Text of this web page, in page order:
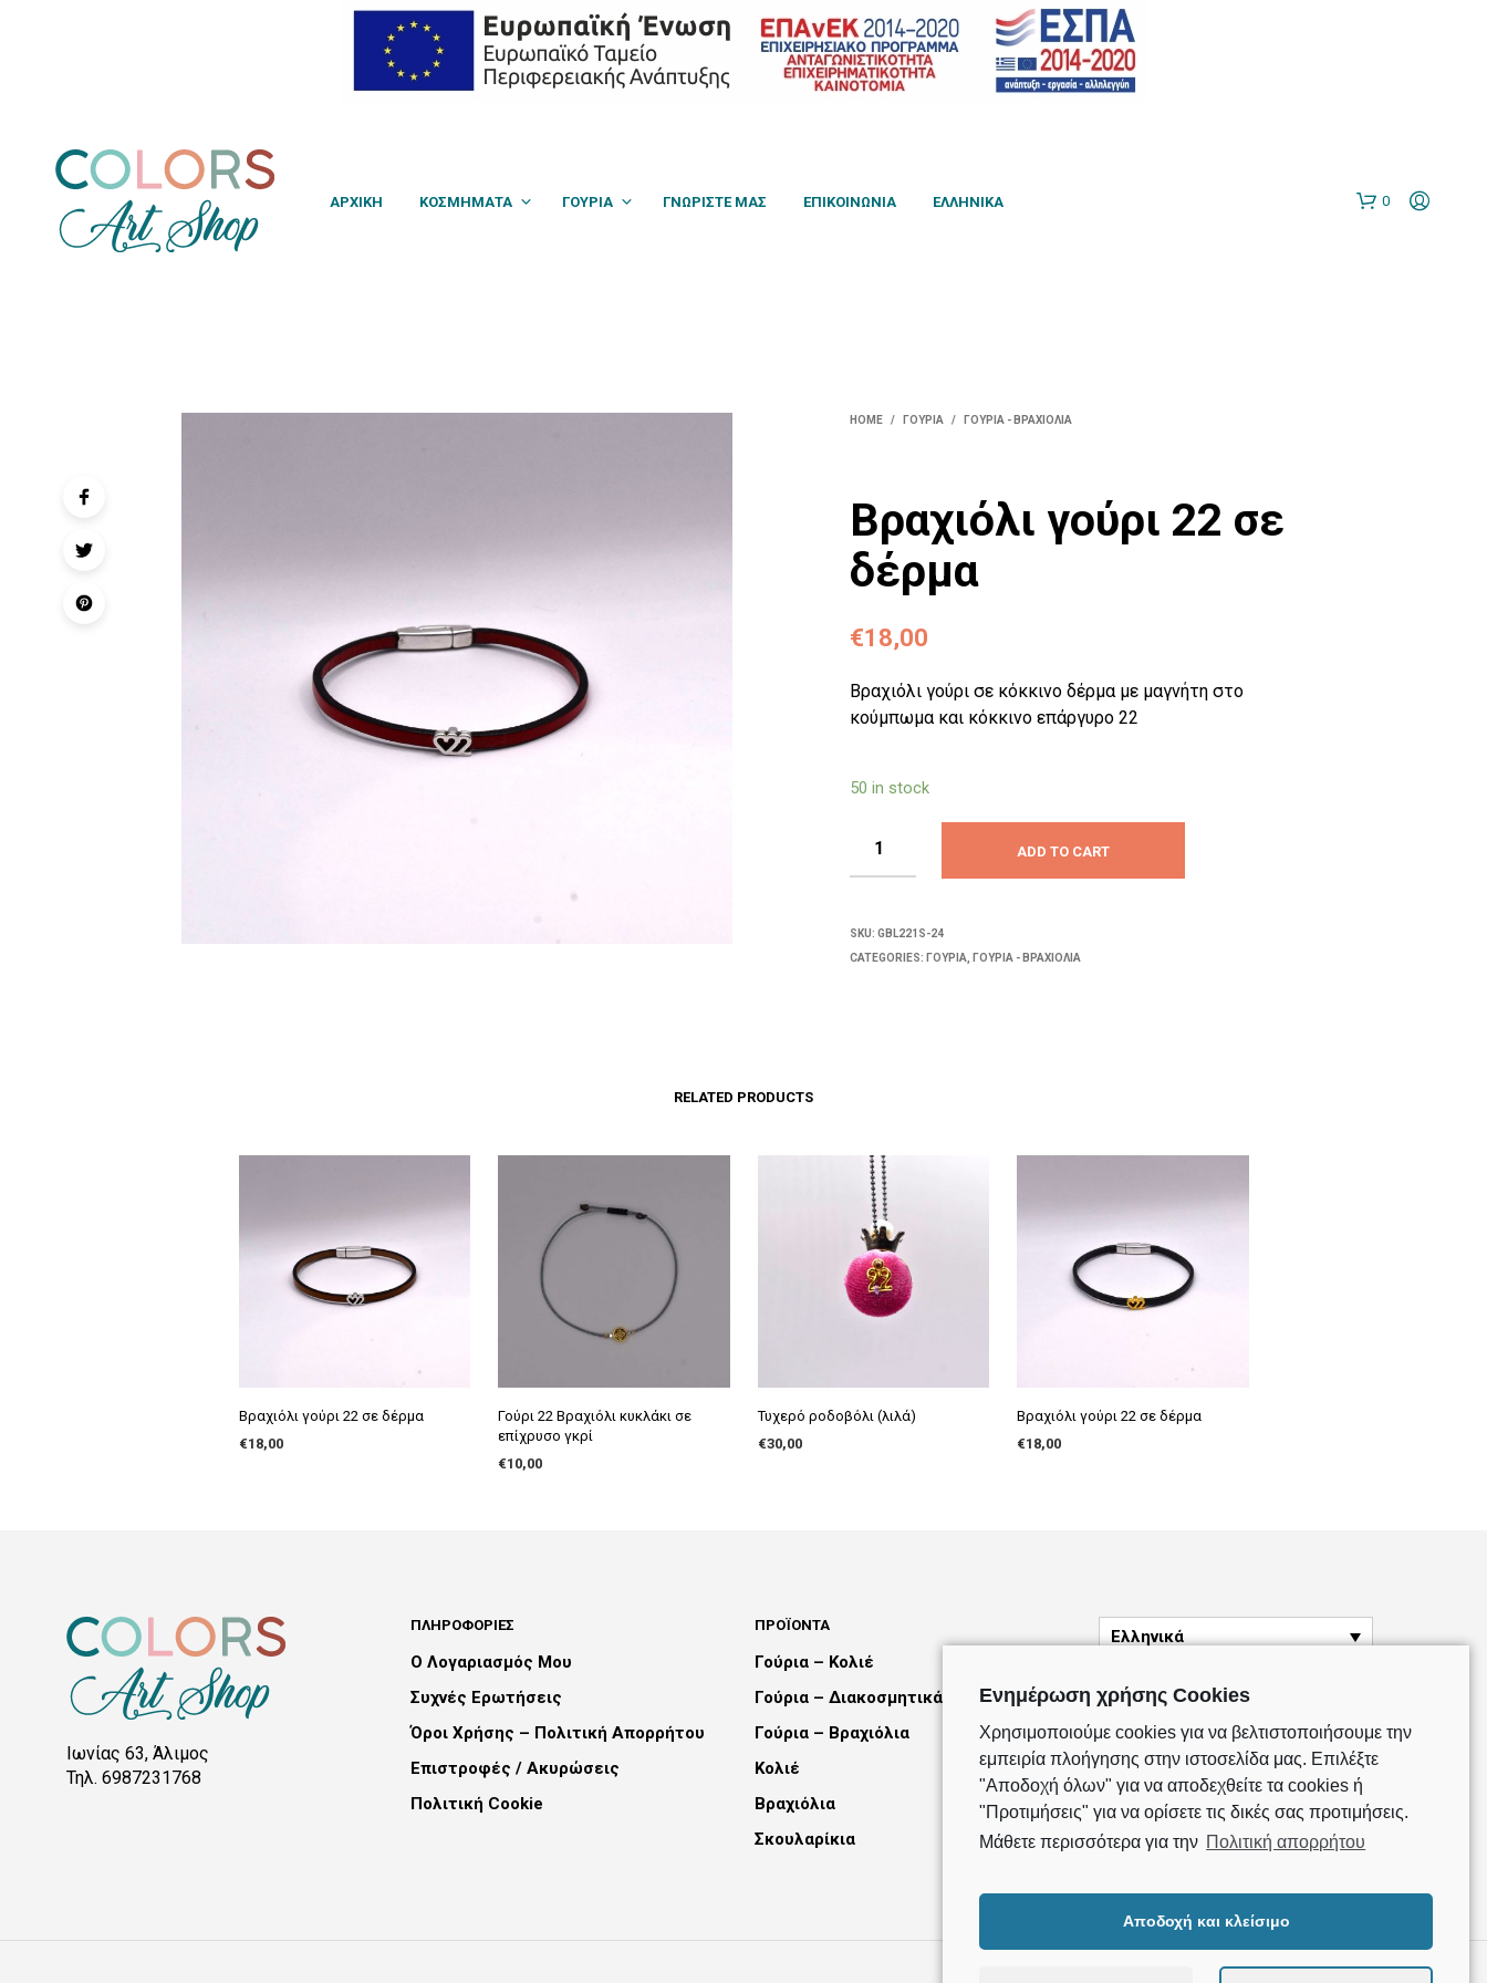
ΑΡΧΙΚΗ ΚΟΣΜΉΜΑΤΑ ΓΟΎΡΙΑ ΓΝΩΡΙΣΤΕ ΜΑΣ ΕΠΙΚΟΙΝΩΝΙΑ ΕΛΛΗΝΙΚΆ 0
HOME / ΓΟΎΡΙΑ / ΓΟΎΡΙΑ - ΒΡΑΧΙΌΛΙΑ
Βραχιόλι γούρι 22 σε
δέρμα
€18,00
Βραχιόλι γούρι σε κόκκινο δέρμα με μαγνήτη στο
κούμπωμα και κόκκινο επάργυρο 22
50 in stock
ADD TO CART
SKU:GBL221S-24
CATEGORIES: ΓΟΎΡΙΑ ΓΟΎΡΙΑ - ΒΡΑΧΙΌΛΙΑ
RELATED PRODUCTS
Βραχιόλι γούρι 22 σε δέρμα
€18,00
Γούρι 22 Βραχιόλι κυκλάκι σε
επίχρυσο γκρί
€10,00
Τυχερό ροδοβόλι (λιλά)
€30,00
Βραχιόλι γούρι 22 σε δέρμα
€18,00
Ιωνίας 63, Άλιμος
Τηλ. 6987231768
ΠΛΗΡΟΦΟΡΊΕΣ
Ο Λογαριασμός Μου
Συχνές Ερωτήσεις
Όροι Χρήσης – Πολιτική Απορρήτου
Επιστροφές / Ακυρώσεις
Πολιτική Cookie
ΠΡΟΪΌΝΤΑ
Γούρια – Κολιέ
Γούρια – Διακοσμητικά
Γούρια – Βραχιόλια
Κολιέ
Βραχιόλια
Σκουλαρίκια
Ελληνικά
Ενημέρωση χρήσης Cookies
Χρησιμοποιούμε cookies για να βελτιστοποιήσουμε την
εμπειρία πλοήγησης στην ιστοσελίδα μας. Επιλέξτε
"Αποδοχή όλων" για να αποδεχθείτε τα cookies ή
"Προτιμήσεις" για να ορίσετε τις δικές σας προτιμήσεις.
Μάθετε περισσότερα για την Πολιτική απορρήτου
Αποδοχή και κλείσιμο